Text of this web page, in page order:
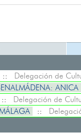
Delegación de
Delegación de
::